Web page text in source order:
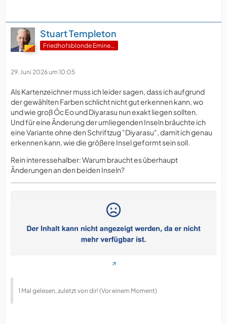
Stuart Templeton
Friedhofsblonde Eminenz
29. Juni 2026 um 10:05
Als Kartenzeichner muss ich leider sagen, dass ich aufgrund
der gewählten Farben schlicht nicht gut erkennen kann, wo
und wie groß Óc Eo und Diyarasu nun exakt liegen sollten.
Und für eine Änderung der umliegenden Inseln bräuchte ich
eine Variante ohne den Schriftzug "Diyarasu", damit ich genau
erkennen kann, wie die größere Insel geformt sein soll.
Rein interessehalber: Warum braucht es überhaupt
Änderungen an den beiden Inseln?
1 Mal gelesen, zuletzt von dir! (Vor einem Moment)